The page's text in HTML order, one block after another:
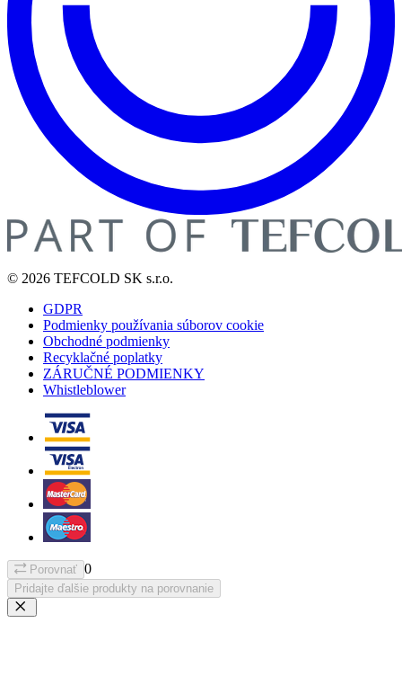
© 2026 TEFCOLD SK s.r.o.
GDPR
Podmienky používania súborov cookie
Obchodné podmienky
Recyklačné poplatky
ZÁRUČNÉ PODMIENKY
Whistleblower
Porovnať 0
Pridajte ďalšie produkty na porovnanie